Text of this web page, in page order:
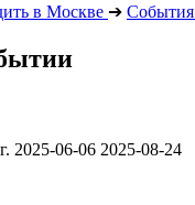
в Москве ➔ События
2025-06-06 2025-08-24